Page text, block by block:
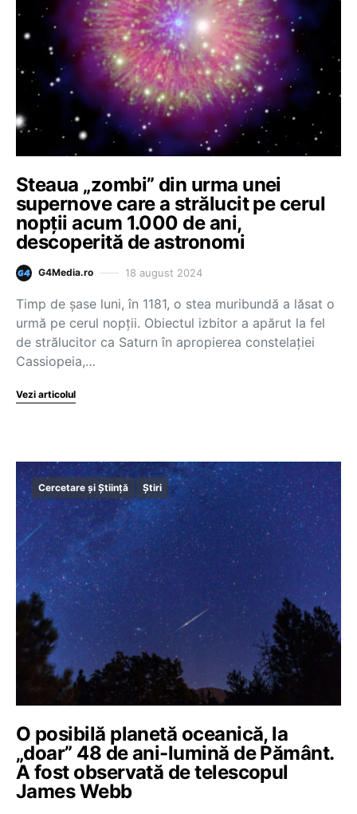
Steaua „zombi” din urma unei
supernove care a strălucit pe cerul
nopții acum 1.000 de ani,
descoperită de astronomi
G4Media.ro 18 august 2024
Timp de șase luni, în 1181, o stea muribundă a lăsat o
urmă pe cerul nopții. Obiectul izbitor a apărut la fel
de strălucitor ca Saturn în apropierea constelației
Cassiopeia,…
Vezi articolul
Cercetare și Știință Știri
O posibilă planetă oceanică, la
„doar” 48 de ani-lumină de Pământ.
A fost observată de telescopul
James Webb